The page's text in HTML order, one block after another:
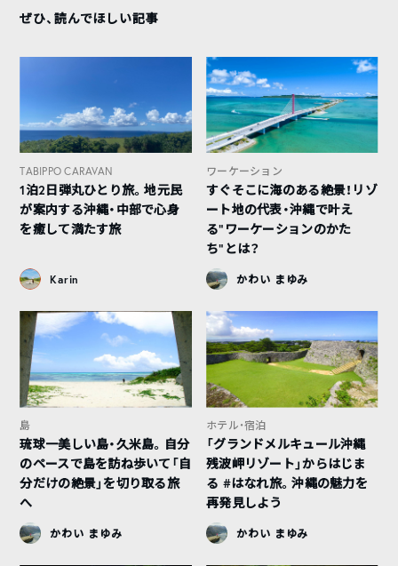
ぜひ、読んでほしい記事
TABIPPO CARAVAN
1泊2日弾丸ひとり旅。地元民
が案内する沖縄・中部で心身
を癒して満たす旅
Karin
ワーケーション
すぐそこに海のある絶景！リゾ
ート地の代表・沖縄で叶え
る”ワーケーションのかた
ち”とは？
かわい まゆみ
島
琉球一美しい島・久米島。自分
のペースで島を訪ね歩いて「自
分だけの絶景」を切り取る旅
へ
かわい まゆみ
ホテル・宿泊
「グランドメルキュール沖縄
残波岬リゾート」からはじま
る #はなれ旅。沖縄の魅力を
再発見しよう
かわい まゆみ